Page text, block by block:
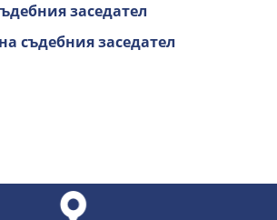
заседател
съдебния заседател